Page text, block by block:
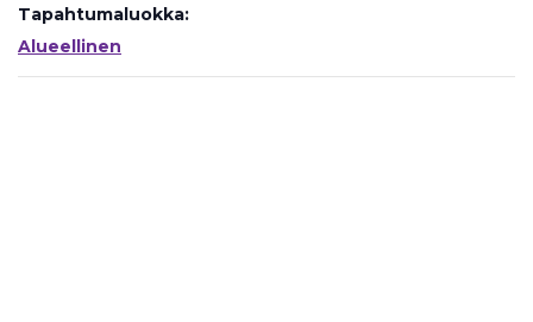
Tapahtumaluokka:
Alueellinen